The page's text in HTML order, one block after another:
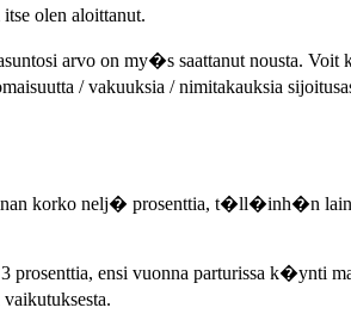
olen aloittanut.
arvo on my�s saattanut
/ vakuuksia / nimitakauksia
korko nelj� prosenttia, t�ll�inh�n
ensi vuonna parturissa k�ynti